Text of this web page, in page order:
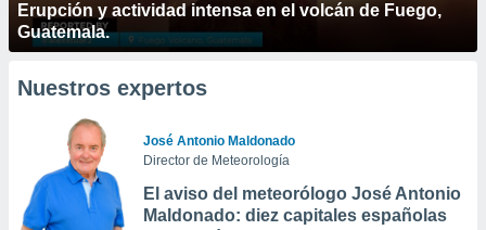
Erupción y actividad intensa en el volcán de Fuego,
Guatemala.
Nuestros expertos
José Antonio Maldonado
Director de Meteorología
El aviso del meteorólogo José Antonio
Maldonado: diez capitales españolas